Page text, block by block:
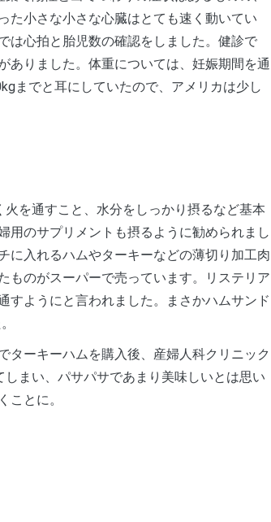
た小さな小さな心臓はとても速く動いてい
は心拍と胎児数の確認をしました。健診で
ありました。体重については、妊娠期間を通
までと耳にしていたので、アメリカは少し
用のサプリメントも摂るように勧められまし
に入れるハムやターキーなどの薄切り加工肉
ものがスーパーで売っています。リステリア
すようにと言われました。まさかハムサンド
まい、パサパサであまり美味しいとは思い
ことに。